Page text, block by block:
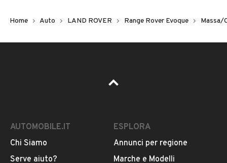
Pubblicità
Home Auto LAND ROVER Range Rover Evoque Massa/
AUTOMOBILE.IT
Chi Siamo
Serve aiuto?
ESPLORA
Annunci per regione
Marche e Modelli